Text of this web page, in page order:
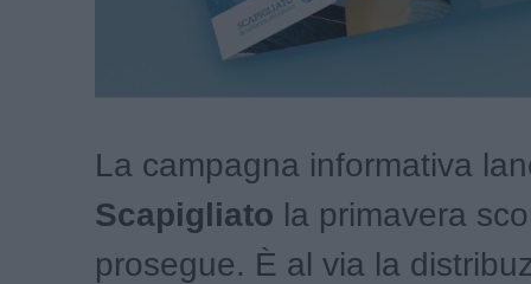
La campagna informativa
Scapigliato la primavera
prosegue. È al via la